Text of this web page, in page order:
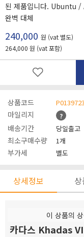
된 제품입니다. Ubuntu /
완벽 대체
240,000 원 (vat 별도)
264,000 원 (vat 포함)
상품코드
마일리지 ?
배송기간 당일출고
최소구매수량 1개
부가세 별도
상세정보
이 상품의
카다스 Khadas